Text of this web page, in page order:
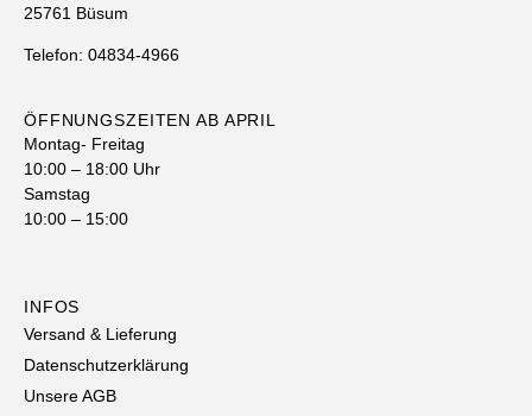
25761 Büsum
Telefon: 04834-4966
ÖFFNUNGSZEITEN AB APRIL
Montag- Freitag
10:00 – 18:00 Uhr
Samstag
10:00 – 15:00
INFOS
Versand & Lieferung
Datenschutzerklärung
Unsere AGB